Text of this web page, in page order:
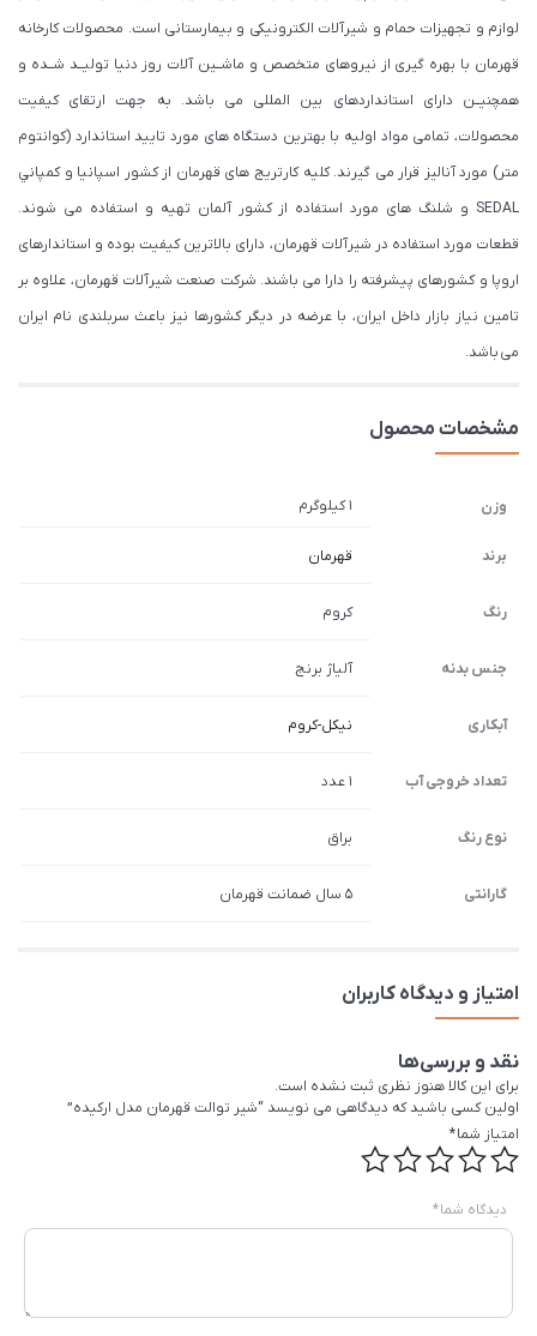
لوازم و تجهیزات حمام و شیرآلات الکترونیکی و بیمارستانی است. محصولات کارخانه
قهرمان با بهره گیری از نیروهای متخصص و ماشــین آلات روز دنیا تولیــد شــده و
همچنیــن دارای استانداردهای بین المللی می باشد. به جهت ارتقای کیفیت
محصولات، تمامی مواد اولیه با بهترین دستگاه های مورد تایید استاندارد (كوانتوم
متر) مورد آنالیز قرار می گیرند. كليه كارتريج های قهرمان از كشور اسپانيا و كمپاني
SEDAL و شلنگ های مورد استفاده از کشور آلمان تهیه و استفاده می شوند.
قطعات مورد استفاده در شیرآلات قهرمان، دارای بالاترین کیفیت بوده و استاندارهای
اروپا و کشورهای پیشرفته را دارا می باشند. شرکت صنعت شیرآلات قهرمان، علاوه بر
تامین نیاز بازار داخل ایران، با عرضه در دیگر کشورها نیز باعث سربلندی نام ایران
می باشد.
مشخصات محصول
وزن 1 کیلوگرم
برند قهرمان
رنگ کروم
جنس بدنه آلیاژ برنج
آبکاری نیکل-کروم
تعداد خروجی آب 1 عدد
نوع رنگ براق
گارانتی 5 سال ضمانت قهرمان
امتیاز و دیدگاه کاربران
نقد و بررسی‌ها
برای این کالا هنوز نظری ثبت نشده است.
اولین کسی باشید که دیدگاهی می نویسد “شیر توالت قهرمان مدل ارکیده”
امتیاز شما*
دیدگاه شما*